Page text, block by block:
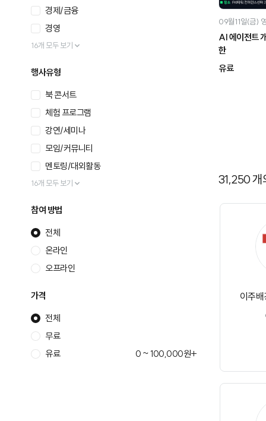
경제/금융
경영
16개 모두 보기
행사유형
북 콘서트
체험 프로그램
강연/세미나
모임/커뮤니티
멘토링/대외활동
16개 모두 보기
참여 방법
전체
온라인
오프라인
가격
전체
무료
유료
0 ~ 100,000원+
09월11일(금)
AI 에이전트
한
유료
31,250개
이주